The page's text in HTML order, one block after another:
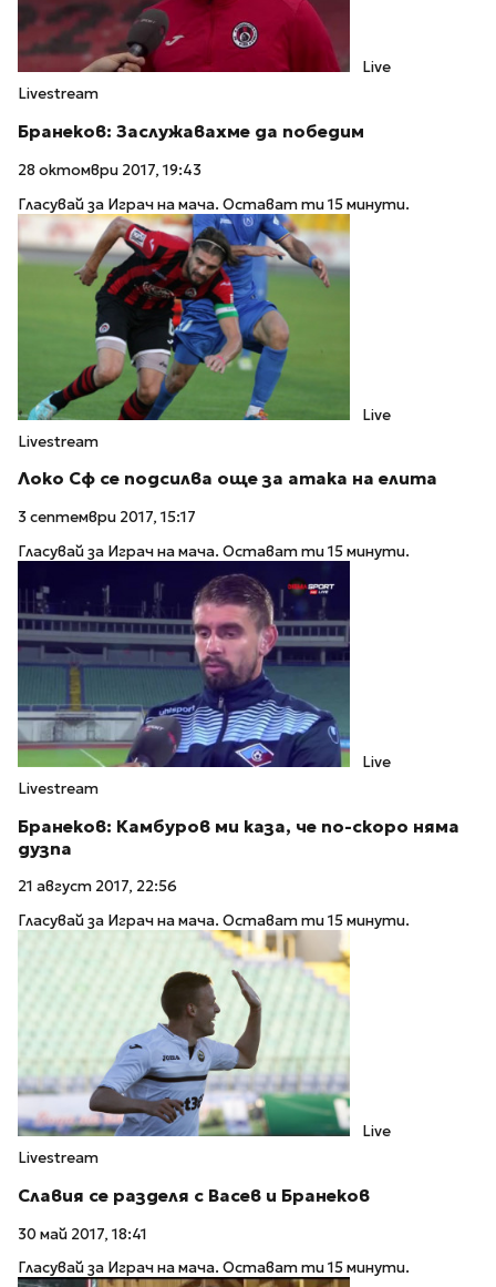
Live
Livestream
Бранеков: Заслужавахме да победим
28 октомври 2017, 19:43
Гласувай за Играч на мача. Остават ти 15 минути.
Live
Livestream
Локо Сф се подсилва още за атака на елита
3 септември 2017, 15:17
Гласувай за Играч на мача. Остават ти 15 минути.
Live
Livestream
Бранеков: Камбуров ми каза, че по-скоро няма
дузпа
21 август 2017, 22:56
Гласувай за Играч на мача. Остават ти 15 минути.
Live
Livestream
Славия се разделя с Васев и Бранеков
30 май 2017, 18:41
Гласувай за Играч на мача. Остават ти 15 минути.